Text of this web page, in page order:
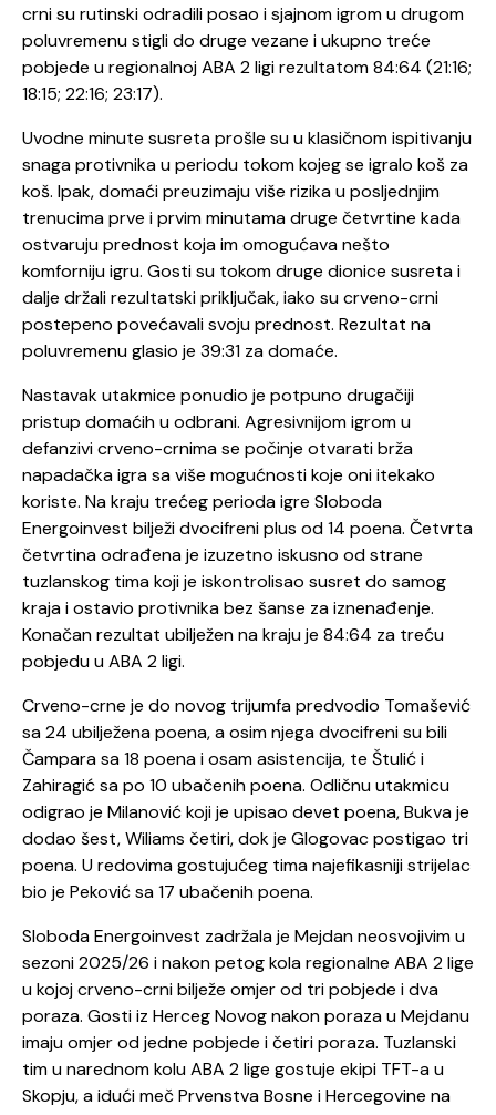
crni su rutinski odradili posao i sjajnom igrom u drugom
poluvremenu stigli do druge vezane i ukupno treće
pobjede u regionalnoj ABA 2 ligi rezultatom 84:64 (21:16;
18:15; 22:16; 23:17).
Uvodne minute susreta prošle su u klasičnom ispitivanju
snaga protivnika u periodu tokom kojeg se igralo koš za
koš. Ipak, domaći preuzimaju više rizika u posljednjim
trenucima prve i prvim minutama druge četvrtine kada
ostvaruju prednost koja im omogućava nešto
komforniju igru. Gosti su tokom druge dionice susreta i
dalje držali rezultatski priključak, iako su crveno-crni
postepeno povećavali svoju prednost. Rezultat na
poluvremenu glasio je 39:31 za domaće.
Nastavak utakmice ponudio je potpuno drugačiji
pristup domaćih u odbrani. Agresivnijom igrom u
defanzivi crveno-crnima se počinje otvarati brža
napadačka igra sa više mogućnosti koje oni itekako
koriste. Na kraju trećeg perioda igre Sloboda
Energoinvest bilježi dvocifreni plus od 14 poena. Četvrta
četvrtina odrađena je izuzetno iskusno od strane
tuzlanskog tima koji je iskontrolisao susret do samog
kraja i ostavio protivnika bez šanse za iznenađenje.
Konačan rezultat ubilježen na kraju je 84:64 za treću
pobjedu u ABA 2 ligi.
Crveno-crne je do novog trijumfa predvodio Tomašević
sa 24 ubilježena poena, a osim njega dvocifreni su bili
Čampara sa 18 poena i osam asistencija, te Štulić i
Zahiragić sa po 10 ubačenih poena. Odličnu utakmicu
odigrao je Milanović koji je upisao devet poena, Bukva je
dodao šest, Wiliams četiri, dok je Glogovac postigao tri
poena. U redovima gostujućeg tima najefikasniji strijelac
bio je Peković sa 17 ubačenih poena.
Sloboda Energoinvest zadržala je Mejdan neosvojivim u
sezoni 2025/26 i nakon petog kola regionalne ABA 2 lige
u kojoj crveno-crni bilježe omjer od tri pobjede i dva
poraza. Gosti iz Herceg Novog nakon poraza u Mejdanu
imaju omjer od jedne pobjede i četiri poraza. Tuzlanski
tim u narednom kolu ABA 2 lige gostuje ekipi TFT-a u
Skopju, a idući meč Prvenstva Bosne i Hercegovine na